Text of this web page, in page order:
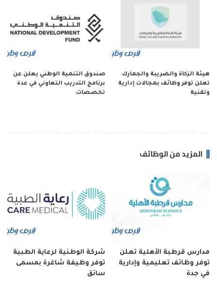
هيئة الزكاة والضريبة والجمارك
تعلن توفر وظائف بمجالات إدارية
وتقنية
صندوق التنمية الوطني يعلن عن
برنامج التدريب التعاوني في عدة
تخصصات
المزيد من الوظائف
مدارس قرطبة الأهلية تعلن
توفر وظائف تعليمية وإدارية
في جدة
شركة الوطنية لرعاية الطبية
توفر وظيفة شاغرة بمسمى
سائق